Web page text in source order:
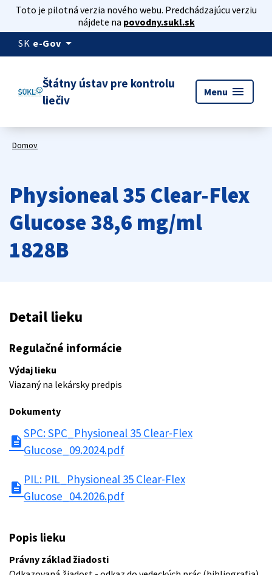
Toto je pilotná verzia nového webu. Predchádzajúcu verziu
nájdete na povodny.sukl.sk
SK e-Gov arrow_drop_down
Štátny ústav pre kontrolu
liečiv
Menu menu
Domov
Physioneal 35 Clear-Flex
Glucose 38,6 mg/ml
1828B
Detail lieku
Regulačné informácie
Výdaj lieku
Viazaný na lekársky predpis
Dokumenty
description
SPC: SPC_Physioneal 35 Clear-Flex
Glucose_09.2024.pdf
description
PIL: PIL_Physioneal 35 Clear-Flex
Glucose_04.2026.pdf
Popis lieku
Právny základ žiadosti